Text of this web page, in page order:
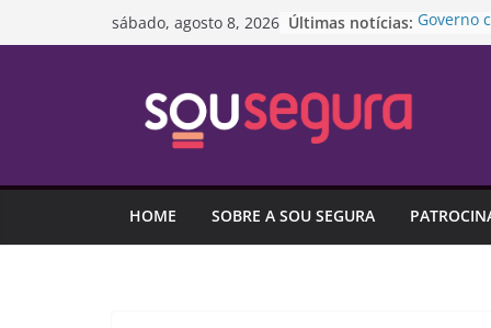
para
sábado, agosto 8, 2026 Últimas notícias: Governo
é o
HOME SOBRE A SOU SEGURA